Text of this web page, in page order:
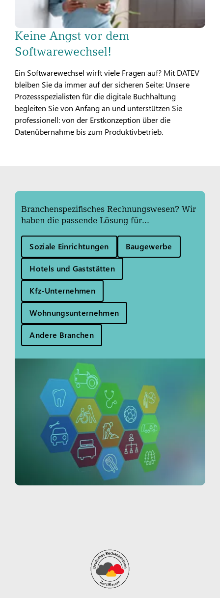
Keine Angst vor dem
Softwarewechsel!
Ein Softwarewechsel wirft viele Fragen auf? Mit DATEV
bleiben Sie da immer auf der sicheren Seite: Unsere
Prozessspezialisten für die digitale Buchhaltung
begleiten Sie von Anfang an und unterstützen Sie
professionell: von der Erstkonzeption über die
Datenübernahme bis zum Produktivbetrieb.
Branchenspezifisches Rechnungswesen? Wir
haben die passende Lösung für...
Soziale Einrichtungen Baugewerbe
Hotels und Gaststätten
Kfz-Unternehmen
Wohnungsunternehmen
Andere Branchen